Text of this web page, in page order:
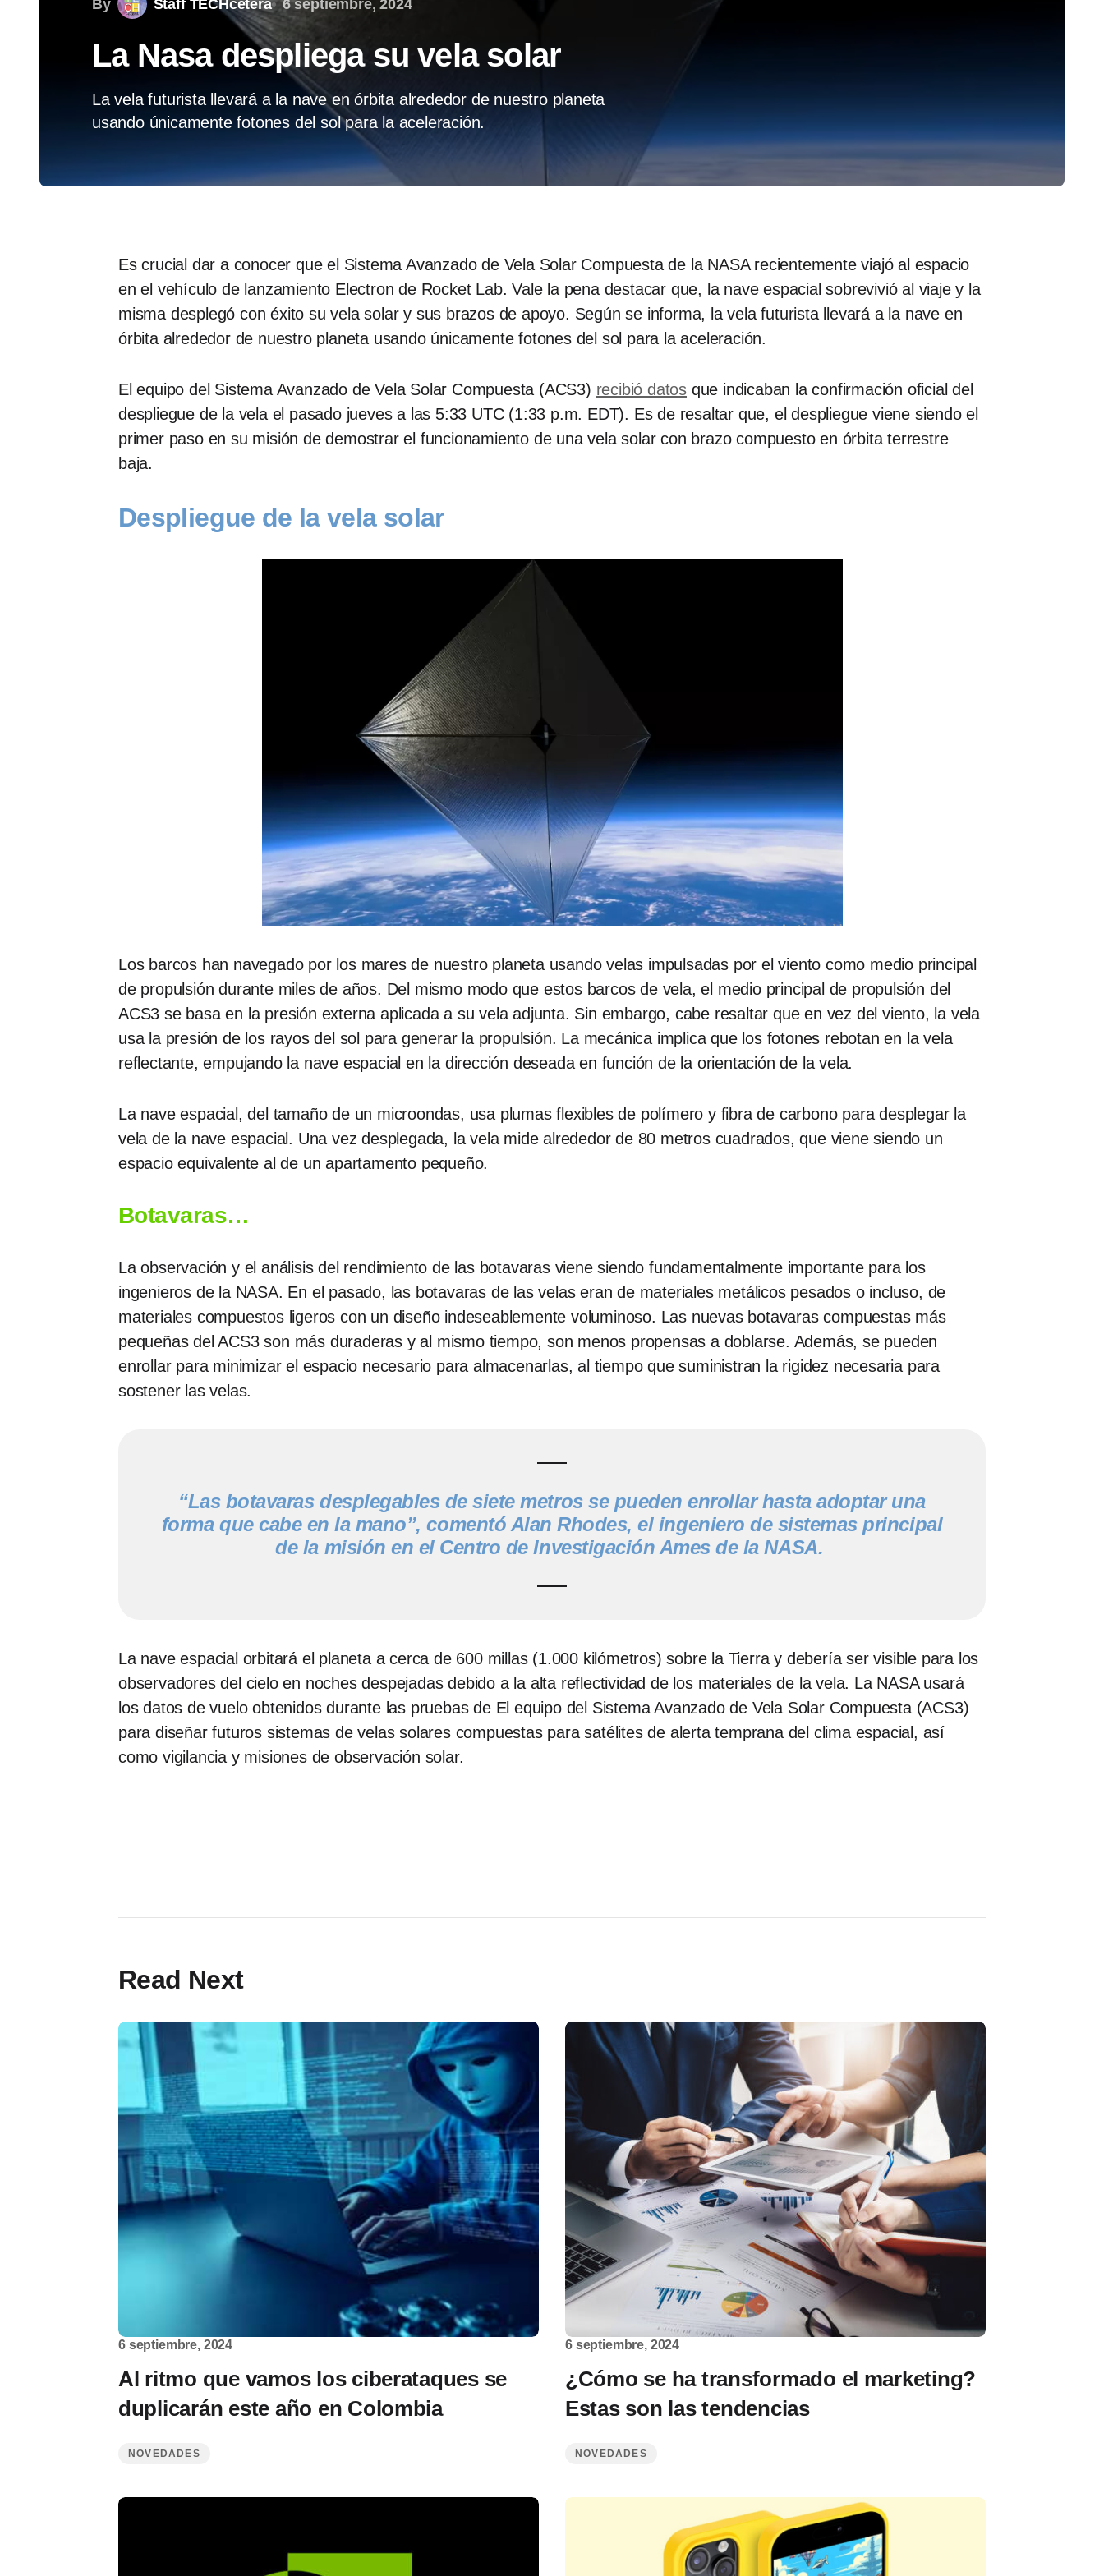
By Staff TECHcetera 6 septiembre, 2024
La Nasa despliega su vela solar
La vela futurista llevará a la nave en órbita alrededor de nuestro planeta
usando únicamente fotones del sol para la aceleración.
Es crucial dar a conocer que el Sistema Avanzado de Vela Solar Compuesta de la NASA recientemente viajó al espacio
en el vehículo de lanzamiento Electron de Rocket Lab. Vale la pena destacar que, la nave espacial sobrevivió al viaje y la
misma desplegó con éxito su vela solar y sus brazos de apoyo. Según se informa, la vela futurista llevará a la nave en
órbita alrededor de nuestro planeta usando únicamente fotones del sol para la aceleración.
El equipo del Sistema Avanzado de Vela Solar Compuesta (ACS3) recibió datos que indicaban la confirmación oficial del
despliegue de la vela el pasado jueves a las 5:33 UTC (1:33 p.m. EDT). Es de resaltar que, el despliegue viene siendo el
primer paso en su misión de demostrar el funcionamiento de una vela solar con brazo compuesto en órbita terrestre
baja.
Despliegue de la vela solar
Los barcos han navegado por los mares de nuestro planeta usando velas impulsadas por el viento como medio principal
de propulsión durante miles de años. Del mismo modo que estos barcos de vela, el medio principal de propulsión del
ACS3 se basa en la presión externa aplicada a su vela adjunta. Sin embargo, cabe resaltar que en vez del viento, la vela
usa la presión de los rayos del sol para generar la propulsión. La mecánica implica que los fotones rebotan en la vela
reflectante, empujando la nave espacial en la dirección deseada en función de la orientación de la vela.
La nave espacial, del tamaño de un microondas, usa plumas flexibles de polímero y fibra de carbono para desplegar la
vela de la nave espacial. Una vez desplegada, la vela mide alrededor de 80 metros cuadrados, que viene siendo un
espacio equivalente al de un apartamento pequeño.
Botavaras…
La observación y el análisis del rendimiento de las botavaras viene siendo fundamentalmente importante para los
ingenieros de la NASA. En el pasado, las botavaras de las velas eran de materiales metálicos pesados ​​o incluso, de
materiales compuestos ligeros con un diseño indeseablemente voluminoso. Las nuevas botavaras compuestas más
pequeñas del ACS3 son más duraderas y al mismo tiempo, son menos propensas a doblarse. Además, se pueden
enrollar para minimizar el espacio necesario para almacenarlas, al tiempo que suministran la rigidez necesaria para
sostener las velas.
“Las botavaras desplegables de siete metros se pueden enrollar hasta adoptar una
forma que cabe en la mano”, comentó Alan Rhodes, el ingeniero de sistemas principal
de la misión en el Centro de Investigación Ames de la NASA.
La nave espacial orbitará el planeta a cerca de 600 millas (1.000 kilómetros) sobre la Tierra y debería ser visible para los
observadores del cielo en noches despejadas debido a la alta reflectividad de los materiales de la vela. La NASA usará
los datos de vuelo obtenidos durante las pruebas de El equipo del Sistema Avanzado de Vela Solar Compuesta (ACS3)
para diseñar futuros sistemas de velas solares compuestas para satélites de alerta temprana del clima espacial, así
como vigilancia y misiones de observación solar.
Read Next
6 septiembre, 2024
Al ritmo que vamos los ciberataques se
duplicarán este año en Colombia
NOVEDADES
6 septiembre, 2024
¿Cómo se ha transformado el marketing?
Estas son las tendencias
NOVEDADES